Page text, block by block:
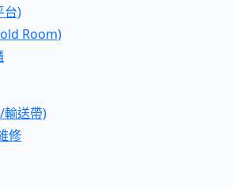
台)
Room)
輸送帶)
修